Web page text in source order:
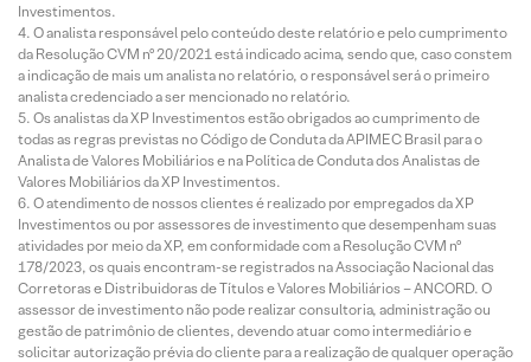
Investimentos.
O analista responsável pelo conteúdo deste relatório e pelo cumprimento
da Resolução CVM nº 20/2021 está indicado acima, sendo que, caso constem
a indicação de mais um analista no relatório, o responsável será o primeiro
analista credenciado a ser mencionado no relatório.
Os analistas da XP Investimentos estão obrigados ao cumprimento de
todas as regras previstas no Código de Conduta da APIMEC Brasil para o
Analista de Valores Mobiliários e na Política de Conduta dos Analistas de
Valores Mobiliários da XP Investimentos.
O atendimento de nossos clientes é realizado por empregados da XP
Investimentos ou por assessores de investimento que desempenham suas
atividades por meio da XP, em conformidade com a Resolução CVM nº
178/2023, os quais encontram-se registrados na Associação Nacional das
Corretoras e Distribuidoras de Títulos e Valores Mobiliários – ANCORD. O
assessor de investimento não pode realizar consultoria, administração ou
gestão de patrimônio de clientes, devendo atuar como intermediário e
solicitar autorização prévia do cliente para a realização de qualquer operação